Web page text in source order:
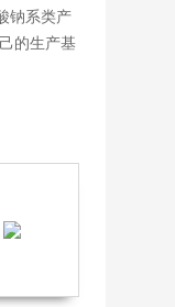
钠系类产
的生产基